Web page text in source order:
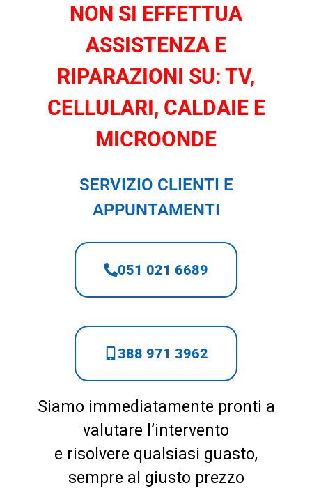
NON SI EFFETTUA
ASSISTENZA E
RIPARAZIONI SU: TV,
CELLULARI, CALDAIE E
MICROONDE
SERVIZIO CLIENTI E
APPUNTAMENTI
051 021 6689
388 971 3962
Siamo immediatamente pronti a
valutare l’intervento
e risolvere qualsiasi guasto,
sempre al giusto prezzo